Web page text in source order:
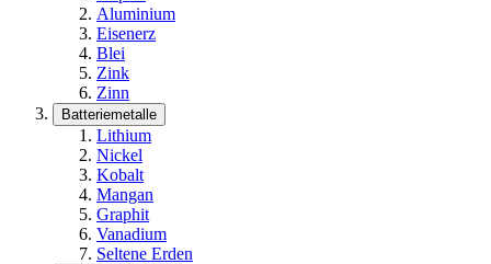
Aluminium
Eisenerz
Blei
Zink
Zinn
Batteriemetalle
Lithium
Nickel
Kobalt
Mangan
Graphit
Vanadium
Seltene Erden